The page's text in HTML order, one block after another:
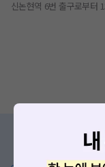
신논현역 6번 출구로부터
증상/